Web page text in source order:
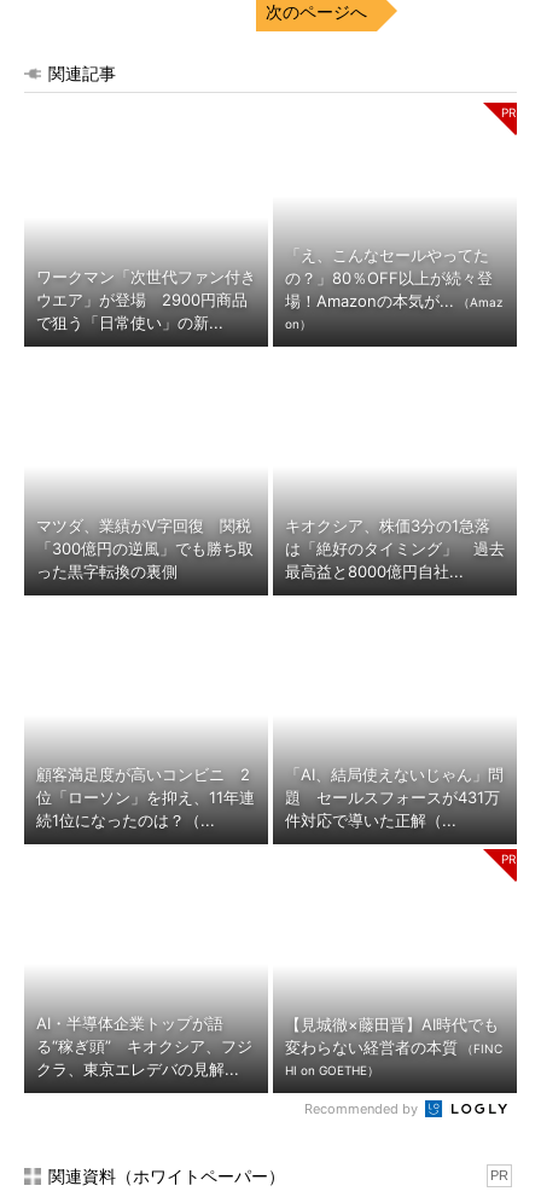
次のページへ
関連記事
ワークマン「次世代ファン付き
ウエア」が登場 2900円商品
で狙う「日常使い」の新...
「え、こんなセールやってた
の？」80％OFF以上が続々登
場！Amazonの本気が...
（Amaz
on）
マツダ、業績がV字回復 関税
「300億円の逆風」でも勝ち取
った黒字転換の裏側
キオクシア、株価3分の1急落
は「絶好のタイミング」 過去
最高益と8000億円自社...
顧客満足度が高いコンビニ 2
位「ローソン」を抑え、11年連
続1位になったのは？（...
「AI、結局使えないじゃん」問
題 セールスフォースが431万
件対応で導いた正解（...
AI・半導体企業トップが語
る“稼ぎ頭” キオクシア、フジ
クラ、東京エレデバの見解...
【見城徹×藤田晋】AI時代でも
変わらない経営者の本質
（FINC
HI on GOETHE）
Recommended by
関連資料（ホワイトペーパー） PR